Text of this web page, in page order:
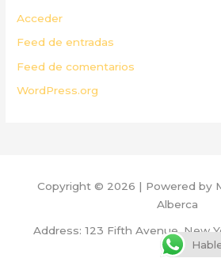
Acceder
Feed de entradas
Feed de comentarios
WordPress.org
Copyright © 2026 | Powered by
Alberca
Address: 123 Fifth Avenue, New